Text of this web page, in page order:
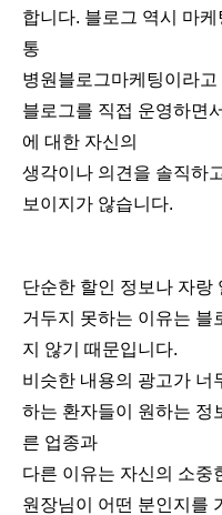
합니다. 블로그 역시 마
통
병원블로그마케팅이라
블로그를 직접 운영하면
에 대한 자신의
생각이나 의견을 솔직하
보이지가 않습니다.
단순한 할인 정보나 자랑
거두지 못하는 이유는 블
지 않기 때문입니다.
비슷한 내용의 광고가 너
하는 환자들이 원하는 정
른 업종과
다른 이유는 자신의 소중
원장님이 어떤 분인지를